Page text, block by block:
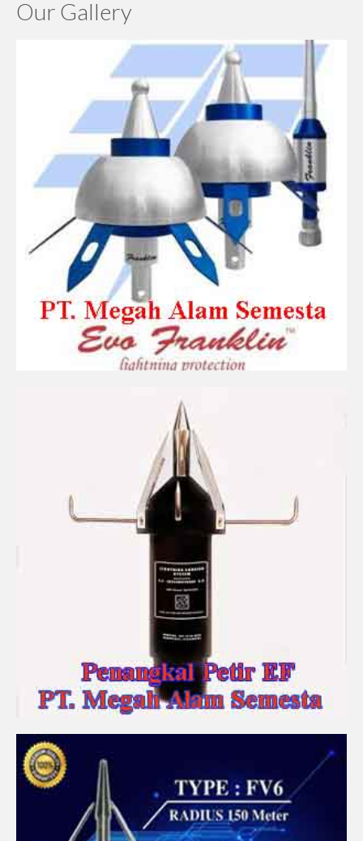
Our Gallery